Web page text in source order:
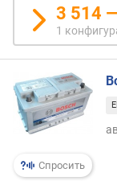
3 514
1
Спросить